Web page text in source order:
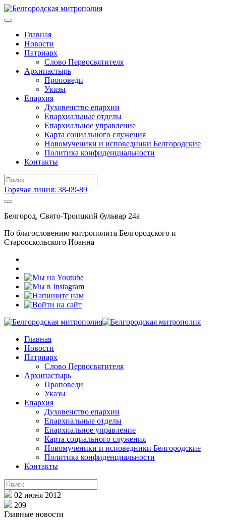
Главная
Новости
Патриарх
Слово Первосвятителя
Архипастырь
Проповеди
Указы
Епархия
Духовенство епархии
Епархиальные отделы
Епархиальное управление
Карта социального служения
Новомученики и исповедники Белгородские
Политика конфиденциальности
Контакты
Горячая линия: 38-09-89
Белгород, Свято-Троицкий бульвар 24а
По благословению митрополита Белгородского и
Старооскольского Иоанна
Главная
Новости
Патриарх
Слово Первосвятителя
Архипастырь
Проповеди
Указы
Епархия
Духовенство епархии
Епархиальные отделы
Епархиальное управление
Карта социального служения
Новомученики и исповедники Белгородские
Политика конфиденциальности
Контакты
02 июня 2012
209
Главные новости